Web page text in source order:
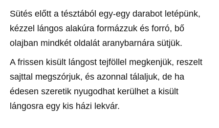
Sütés előtt a tésztából egy-egy darabot letépünk,
kézzel lángos alakúra formázzuk és forró, bő
olajban mindkét oldalát aranybarnára sütjük.
A frissen kisült lángost tejföllel megkenjük, reszelt
sajttal megszórjuk, és azonnal tálaljuk, de ha
édesen szeretik nyugodhat kerülhet a kisült
lángosra egy kis házi lekvár.